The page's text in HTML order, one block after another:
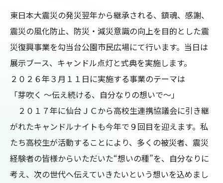
東日本大震災の発災翌年から継承される、鎮魂、感謝、
震災の風化防止、防災・減災意識の向上を目的とした震
災復興事業を勾当台公園市民広場にて行います。当日は
展示ブース、キャンドル点灯と式典を実施します。
２０２６年３月１１日に実施する事業のテーマは
「芽吹く ～伝え続ける、自分なりの想いで～」
２０１７年に仙台ＪＣから高校生連携協議会に引き継
がれたキャンドルナイトも今年で９回目を迎えます。私
たち高校生が活動することにより、多くの被災者、震災
経験者の皆様からいただいた“想いの種”を、自分なりに
考え、次の世代へ伝えていきたいという想いを込めまし